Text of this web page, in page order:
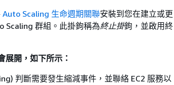
Auto Scaling 生命週期關聯安裝到您在建立或更
Scaling 群組。此掛鉤稱為終止掛鉤，並啟用終
展開，如下所示：
判斷需要發生縮減事件，並聯絡 EC2 服務以